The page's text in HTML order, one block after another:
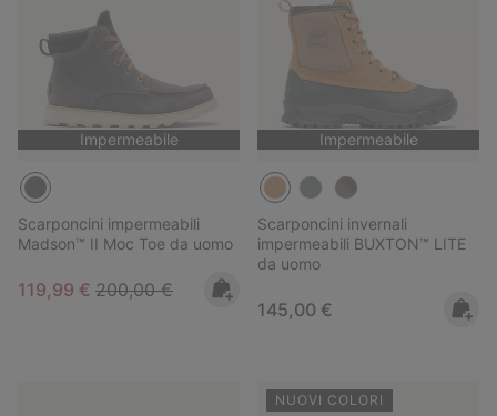
Impermeabile
Scarponcini impermeabili
Madson™ II Moc Toe da uomo
Sale price:
119,99 € Regular price:
200,00 €
Impermeabile
Scarponcini invernali
impermeabili BUXTON™ LITE
da uomo
Regular price:
145,00 €
NUOVI COLORI